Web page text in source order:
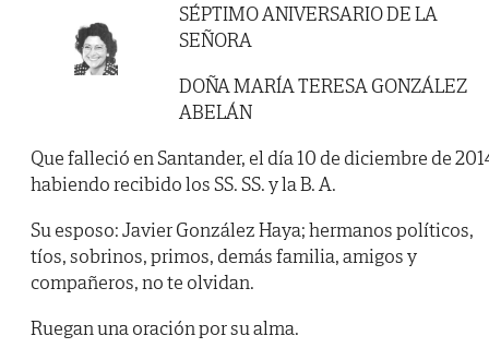
SÉPTIMO ANIVERSARIO DE LA
SEÑORA
DOÑA MARÍA TERESA GONZÁLEZ
ABELÁN
Que falleció en Santander, el día 10 de diciembre de
habiendo recibido los SS. SS. y la B. A.
Su esposo: Javier González Haya; hermanos políticos,
tíos, sobrinos, primos, demás familia, amigos y
compañeros, no te olvidan.
Ruegan una oración por su alma.